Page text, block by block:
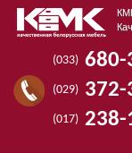
(033) 680-
(029) 372-
(017) 238-